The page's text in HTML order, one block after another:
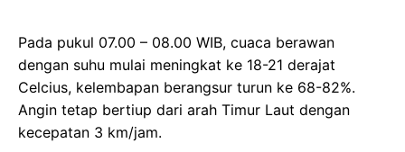
Pada pukul 07.00 – 08.00 WIB, cuaca berawan
dengan suhu mulai meningkat ke 18-21 derajat
Celcius, kelembapan berangsur turun ke 68-82%.
Angin tetap bertiup dari arah Timur Laut dengan
kecepatan 3 km/jam.